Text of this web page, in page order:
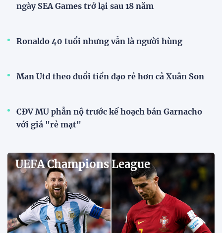
ngày SEA Games trở lại sau 18 năm
Ronaldo 40 tuổi nhưng vẫn là người hùng
Man Utd theo đuổi tiền đạo rẻ hơn cả Xuân Son
CĐV MU phẫn nộ trước kế hoạch bán Garnacho
với giá "rẻ mạt"
UEFA Champions League